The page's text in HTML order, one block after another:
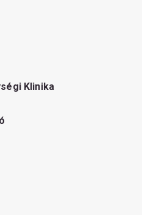
Klinika